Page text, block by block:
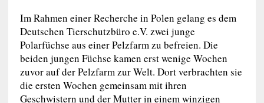
Im Rahmen einer Recherche in Polen gelang es dem
Deutschen Tierschutzbüro e.V. zwei junge
Polarfüchse aus einer Pelzfarm zu befreien. Die
beiden jungen Füchse kamen erst wenige Wochen
zuvor auf der Pelzfarm zur Welt. Dort verbrachten sie
die ersten Wochen gemeinsam mit ihren
Geschwistern und der Mutter in einem winzigen